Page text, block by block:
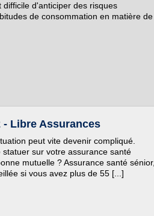
d'anticiper des risques
de consommation en matière de
- Libre Assurances
peut vite devenir compliqué.
sur votre assurance santé
mutuelle ? Assurance santé sénior,
si vous avez plus de 55 [...]